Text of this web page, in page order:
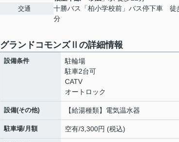
交通
十勝バス「柏小学校前」バス停下車 徒
分
グランドコモンズⅡの詳細情報
設備条件
駐輪場
駐車2台可
CATV
オートロック
設備(その他) 【給湯種類】電気温水器
駐車場/月額 空有/3,300円 (税込)